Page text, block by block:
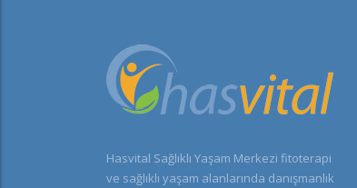
Hasvital Sağlıklı Yaşam Merkezi fitoterapi
ve sağlıklı yaşam alanlarında danışmanlık